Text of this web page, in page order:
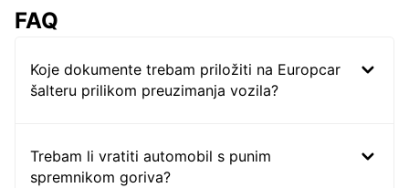
FAQ
Koje dokumente trebam priložiti na Europcar
šalteru prilikom preuzimanja vozila?
Trebam li vratiti automobil s punim
spremnikom goriva?